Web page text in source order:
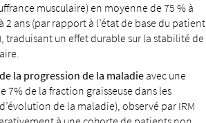
musculaire) en moyenne de 75 % à
2 ans (par rapport à l’état de base du patient
traduisant un effet durable sur la stabilité de
la progression de la maladie avec une
7% de la fraction graisseuse dans les
de la maladie), observé par IRM